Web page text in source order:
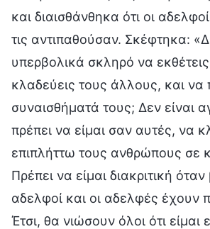
και διαισθάνθηκα ότι οι
τις αντιπαθούσαν. Σκέφτηκα:
υπερβολικά σκληρό να
κλαδεύεις τους άλλους, και να
συναισθήματά τους; Δεν είναι
πρέπει να είμαι σαν αυτές, να
επιπλήττω τους ανθρώπους σε
Πρέπει να είμαι διακριτική
αδελφοί και οι αδελφές έχουν
Έτσι, θα νιώσουν όλοι ότι είμαι